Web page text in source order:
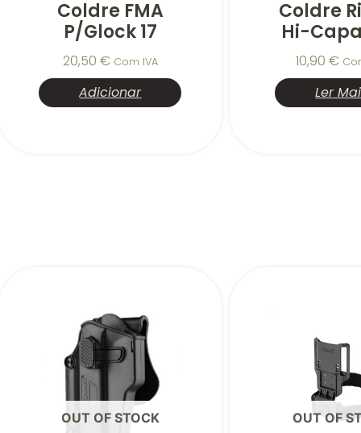
Coldre FMA
P/Glock 17
20,50 € Com IVA
Adicionar
Coldre
Hi-
10,90€
Ler
OUT OF STOCK OUT OF